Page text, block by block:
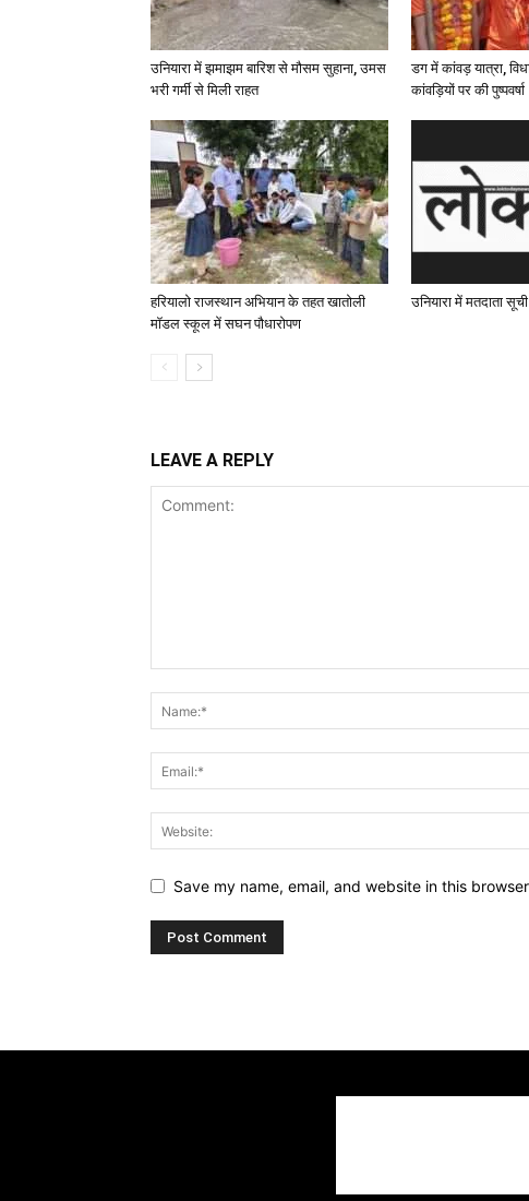
उनियारा में झमाझम बारिश से मौसम सुहाना, उमस
भरी गर्मी से मिली राहत
डग में कांवड़ यात्रा,
कांवड़ियों पर की पुष्पवर्षा
हरियालो राजस्थान अभियान के तहत खातोली
मॉडल स्कूल में सघन पौधारोपण
उनियारा में मतदाता
LEAVE A REPLY
Save my name, email, and website in this